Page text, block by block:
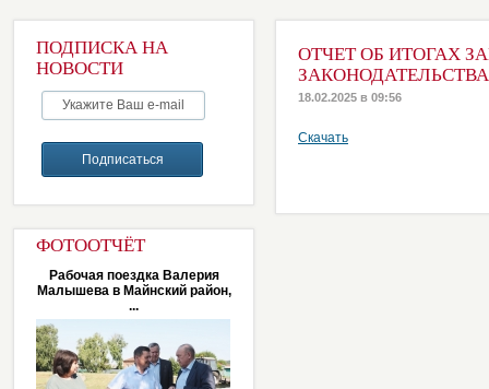
ПОДПИСКА НА
НОВОСТИ
ФОТООТЧЁТ
Рабочая поездка Валерия
Малышева в Майнский район,
...
ОТЧЕТ ОБ ИТОГАХ
18.02.2025 в 09:56
Скачать